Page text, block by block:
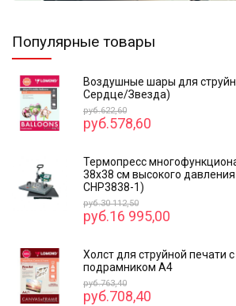
Популярные товары
Воздушные шары для
Сердце/Звезда)
руб.622,60
руб.578,60
Термопресс
38х38 см высокого
CHP3838-1)
руб.30 112,50
руб.16 995,00
Холст для струйной печати
подрамником А4
руб.763,40
руб.708,40